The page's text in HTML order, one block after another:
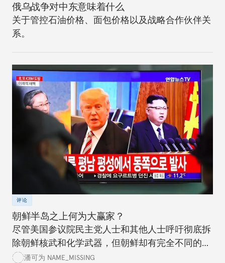
俄乌战争对中东意味着什么
关于管控石油价格、面包价格以及战略合作伙伴关
系。
评论
朝鲜半岛之上何为大赢家？
尽管美国参议院民主党人士和其他人士呼吁彻底拆
除朝鲜核武和化学武器，但朝鲜却有完全不同的想
法。美国政党领袖应该清楚认识到进程情况，而不
潘可为 NAME_MISSING